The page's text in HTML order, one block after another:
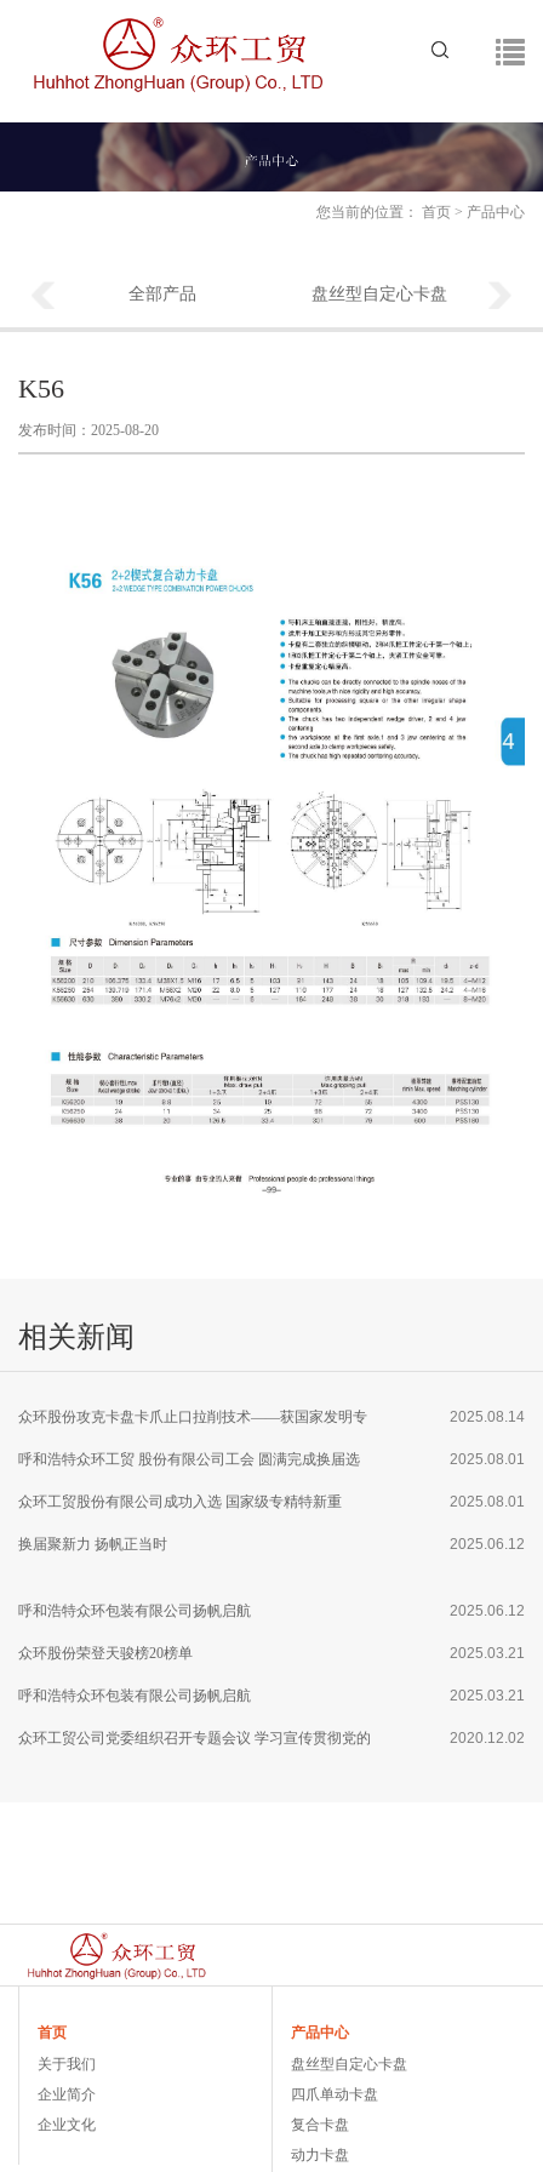
您当前的位置： 首页 > 产品中心
全部产品 盘丝型自定心卡盘
K56
发布时间：2025-08-20
相关新闻
众环股份攻克卡盘卡爪止口拉削技术——获国家发明专
利
2025.08.14
呼和浩特众环工贸 股份有限公司工会 圆满完成换届选
举
2025.08.01
众环工贸股份有限公司成功入选 国家级专精特新重
点“小巨人”企业
2025.08.01
换届聚新力 扬帆正当时 2025.06.12
呼和浩特众环包装有限公司扬帆启航 2025.06.12
众环股份荣登天骏榜20榜单 2025.03.21
呼和浩特众环包装有限公司扬帆启航 2025.03.21
众环工贸公司党委组织召开专题会议 学习宣传贯彻党的 2020.12.02
首页
关于我们
企业简介
企业文化
产品中心
盘丝型自定心卡盘
四爪单动卡盘
复合卡盘
动力卡盘